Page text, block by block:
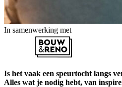
In samenwerking met
Is het vaak een speurtocht langs
Alles wat je nodig hebt, van